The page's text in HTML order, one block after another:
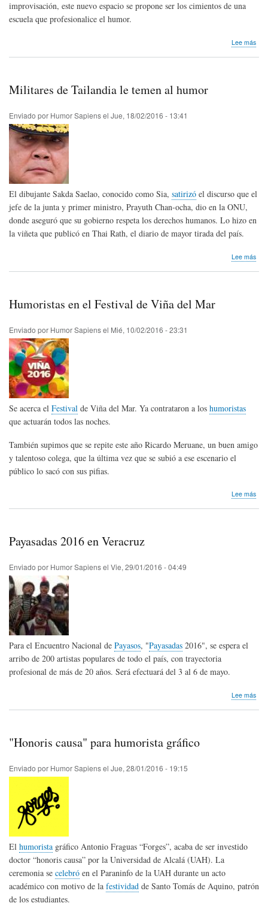
improvisación, este nuevo espacio se propone ser los cimientos de una
escuela que profesionalice el humor.
Lee más
Militares de Tailandia le temen al humor
Enviado por Humor Sapiensel Jue, 18/02/2016 - 13:41
El dibujante Sakda Saelao, conocido como Sia, satirizó el discurso que el
jefe de la junta y primer ministro, Prayuth Chan-ocha, dio en la ONU,
donde aseguró que su gobierno respeta los derechos humanos. Lo hizo en
la viñeta que publicó en Thai Rath, el diario de mayor tirada del país.
Lee más
Humoristas en el Festival de Viña del Mar
Enviado por Humor Sapiensel Mié, 10/02/2016 - 23:31
Se acerca el Festival de Viña del Mar. Ya contrataron a los humoristas
que actuarán todos las noches.
También supimos que se repite este año Ricardo Meruane, un buen amigo
y talentoso colega, que la última vez que se subió a ese escenario el
público lo sacó con sus pifias.
Lee más
Payasadas 2016 en Veracruz
Enviado por Humor Sapiensel Vie, 29/01/2016 - 04:49
Para el Encuentro Nacional de Payasos, "Payasadas 2016", se espera el
arribo de 200 artistas populares de todo el país, con trayectoria
profesional de más de 20 años. Será efectuará del 3 al 6 de mayo.
Lee más
"Honoris causa" para humorista gráfico
Enviado por Humor Sapiensel Jue, 28/01/2016 - 19:15
El humorista gráfico Antonio Fraguas “Forges”, acaba de ser investido
doctor “honoris causa” por la Universidad de Alcalá (UAH). La
ceremonia se celebró en el Paraninfo de la UAH durante un acto
académico con motivo de la festividad de Santo Tomás de Aquino, patrón
de los estudiantes.